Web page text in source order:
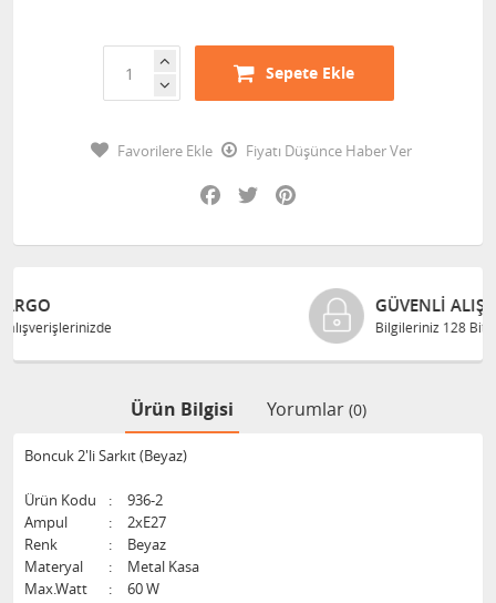
Sepete Ekle
Favorilere Ekle
Fiyatı Düşünce Haber Ver
Facebook
Twitter
GÜVENLI ALIŞVERIŞ
Bilgileriniz 128 Bit SSL ile güvende
Ürün Bilgisi Yorumlar (0)
Boncuk 2'li Sarkıt (Beyaz)
Ürün Kodu :
936-2
Ampul
:
2xE27
Renk
:
Beyaz
Materyal
:
Metal Kasa
Max.Watt
: 60 W